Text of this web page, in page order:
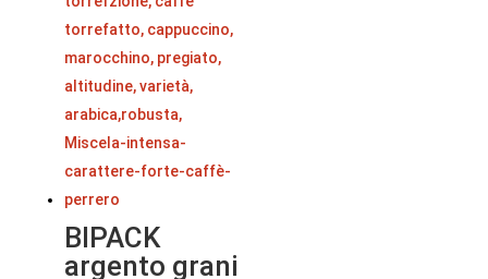
BIPACK
argento grani